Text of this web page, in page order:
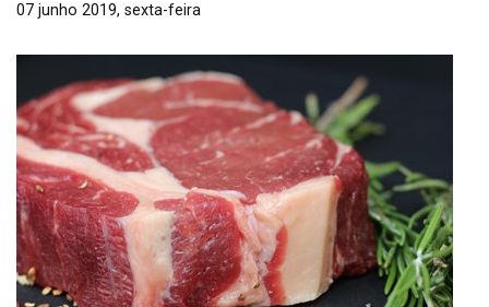
07 junho 2019, sexta-feira